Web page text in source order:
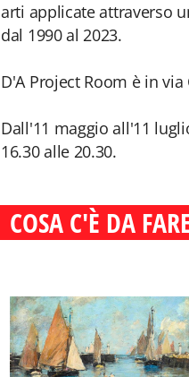
arti applicate attraverso
dal 1990 al 2023.
D'A Project Room è in
Dall'11 maggio all'11
16.30 alle 20.30.
COSA C'È DA